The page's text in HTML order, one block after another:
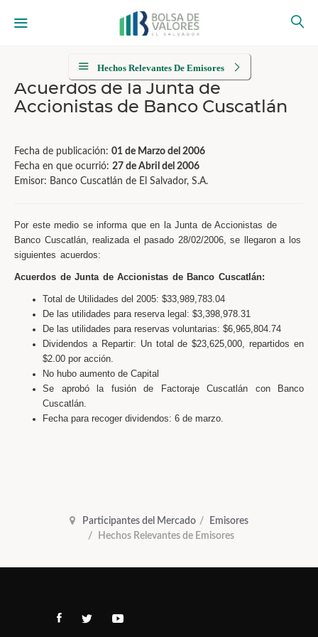
Hechos Relevantes De Emisores
Acuerdos de la Junta de
Accionistas de Banco Cuscatlán
Fecha de publicación: 01 de Marzo del 2006
Fecha en que ocurrió: 27 de Abril del 2006
Emisor: Banco Cuscatlán de El Salvador, S.A.
Por este medio se informa que en la Junta de Accionistas de
Banco Cuscatlán, realizada el pasado 28/02/2006, se llegaron a los
siguientes acuerdos:
Acuerdos de Junta de Accionistas de Banco Cuscatlán:
Total de Utilidades del 2005: $33,989,783.04
De las utilidades para reserva legal: $3,398,978.31
De las utilidades para reservas voluntarias: $6,965,804.74
Dividendos a Repartir: Un total de $23,625,000, repartidos en
$2.00 por acción.
No hubo aumento de Capital
Se aprobó la fusión de Factoraje Cuscatlán con Banco
Cuscatlán.
Fecha para recoger dividendos: 6 de marzo.
Participantes del Mercado
Emisores
Hechos Relevantes de Emisores